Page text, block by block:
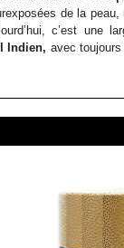
de la peau,
c’est une
Indien, avec toujours